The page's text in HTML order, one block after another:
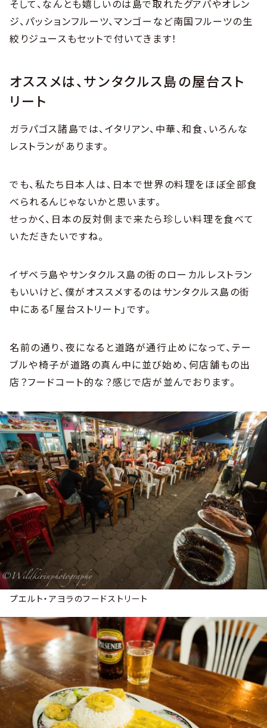
そして、なんとも嬉しいのは島で取れたグアバやオレン
ジ、パッションフルーツ、マンゴーなど南国フルーツの生
絞りジュースもセットで付いてきます！
オススメは、サンタクルス島の屋台スト
リート
ガラパゴス諸島では、イタリアン、中華、和食、いろんな
レストランがあります。
でも、私たち日本人は、日本で世界の料理をほぼ全部食
べられるんじゃないかと思います。
せっかく、日本の反対側まで来たら珍しい料理を食べて
いただきたいですね。
イザベラ島やサンタクルス島の街のローカルレストラン
もいいけど、僕がオススメするのはサンタクルス島の街
中にある「屋台ストリート」です。
名前の通り、夜になると道路が通行止めになって、テー
ブルや椅子が道路の真ん中に並び始め、何店舗もの出
店？フードコート的な？感じで店が並んでおります。
プエルト・アヨラのフードストリート